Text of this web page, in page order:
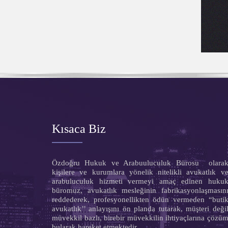
Kısaca Biz
Özdoğru Hukuk ve Arabuuluculuk Bürosu olarak
kişilere ve kurumlara yönelik nitelikli avukatlık ve
arabuluculuk hizmeti vermeyi amaç edinen hukuk
büromuz, avukatlık mesleğinin fabrikasyonlaşmasını
reddederek, profesyonellikten ödün vermeden “butik
avukatlık’’ anlayışını ön planda tutarak, müşteri değil
müvekkil bazlı, birebir müvekkilin ihtiyaçlarına çözüm